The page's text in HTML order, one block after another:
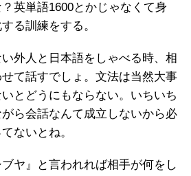
英単語1600とかじゃなくて身
る訓練をする。
外人と日本語をしゃべる時、相
て話すでしょ。文法は当然大事
とどうにもならない。いちいち
ら会話なんて成立しないから必
ないとね。
ヤ』と言われれば相手が何をし